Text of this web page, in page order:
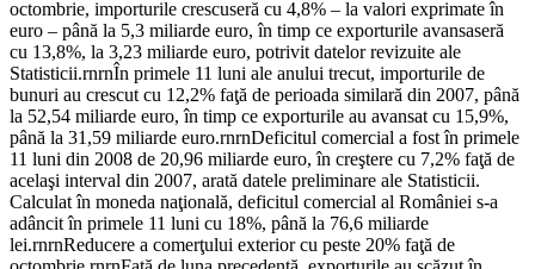
octombrie, importurile crescuseră cu 4,8% – la valori exprimate în
euro – până la 5,3 miliarde euro, în timp ce exporturile avansaseră
cu 13,8%, la 3,23 miliarde euro, potrivit datelor revizuite ale
Statisticii.rnrnÎn primele 11 luni ale anului trecut, importurile de
bunuri au crescut cu 12,2% faţă de perioada similară din 2007, până
la 52,54 miliarde euro, în timp ce exporturile au avansat cu 15,9%,
până la 31,59 miliarde euro.rnrnDeficitul comercial a fost în primele
11 luni din 2008 de 20,96 miliarde euro, în creştere cu 7,2% faţă de
acelaşi interval din 2007, arată datele preliminare ale Statisticii.
Calculat în moneda naţională, deficitul comercial al României s-a
adâncit în primele 11 luni cu 18%, până la 76,6 miliarde
lei.rnrnReducere a comerţului exterior cu peste 20% faţă de